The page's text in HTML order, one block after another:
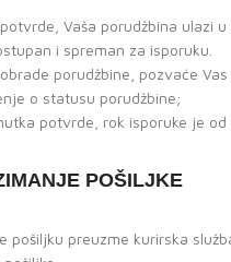
Vaša porudžbina ulazi
i spreman za isporuku.
porudžbine, pozvaće
o statusu porudžbine;
potvrde, rok isporuke je od
POŠILJKE
pošiljku preuzme kurirska